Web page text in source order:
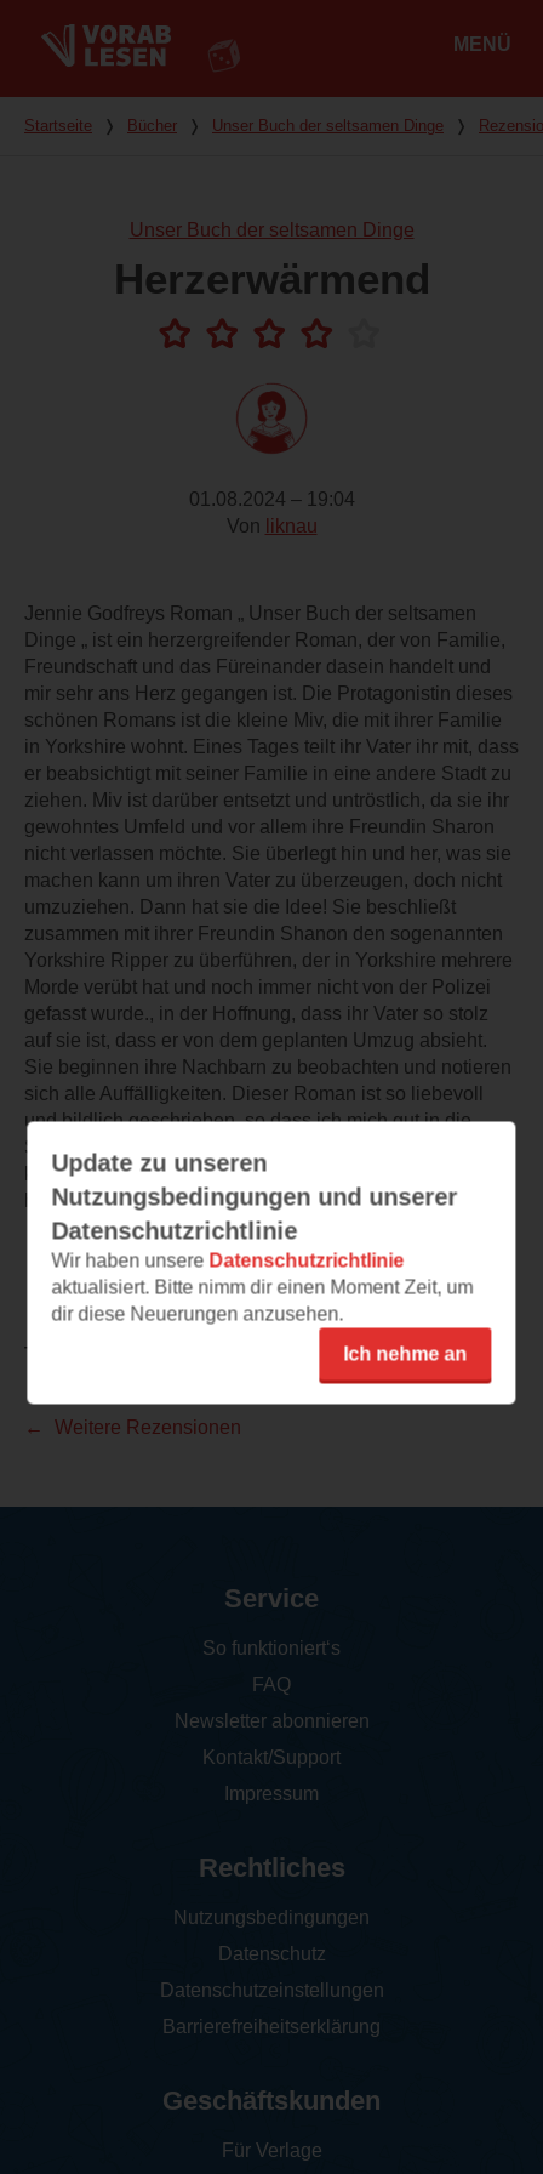
MENÜ
Du bist hier
Startseite ❭ Bücher ❭ Unser Buch der seltsamen Dinge ❭
Unser Buch der seltsamen Dinge
Herzerwärmend
01.08.2024 – 19:04
Von liknau
Jennie Godfreys Roman „ Unser Buch der seltsamen
Dinge „ ist ein herzergreifender Roman, der von Familie,
Freundschaft und das Füreinander dasein handelt und
mir sehr ans Herz gegangen ist. Die Protagonistin dieses
schönen Romans ist die kleine Miv, die mit ihrer Familie
in Yorkshire wohnt. Eines Tages teilt ihr Vater ihr mit, dass
er beabsichtigt mit seiner Familie in eine andere Stadt zu
ziehen. Miv ist darüber entsetzt und untröstlich, da sie ihr
gewohntes Umfeld und vor allem ihre Freundin Sharon
nicht verlassen möchte. Sie überlegt hin und her, was sie
machen kann um ihren Vater zu überzeugen, doch nicht
umzuziehen. Dann hat sie die Idee! Sie beschließt
zusammen mit ihrer Freundin Shanon den sogenannten
Yorkshire Ripper zu überführen, der in Yorkshire mehrere
Morde verübt hat und noch immer nicht von der Polizei
gefasst wurde., in der Hoffnung, dass ihr Vater so stolz
auf sie ist, dass er von dem geplanten Umzug absieht.
Sie beginnen ihre Nachbarn zu beobachten und notieren
sich alle Auffälligkeiten. Dieser Roman ist so liebevoll
und bildlich geschrieben, so dass ich mich gut in die
Sorgen, Nöte und Ängste von Miv hineinversetzen
konnte. Ein Lesevergnügen, das mir viel Freude bereitet
hat.
TEILEN
Weitere Rezensionen
Update zu unseren
Nutzungsbedingungen und unserer
Datenschutzrichtlinie
Wir haben unsere Datenschutzrichtlinie
aktualisiert. Bitte nimm dir einen Moment Zeit, um
dir diese Neuerungen anzusehen.
Ich nehme an
Service
So funktioniert‘s
FAQ
Newsletter abonnieren
Kontakt/Support
Impressum
Rechtliches
Nutzungsbedingungen
Datenschutz
Datenschutzeinstellungen
Barrierefreiheitserklärung
Geschäftskunden
Für Verlage